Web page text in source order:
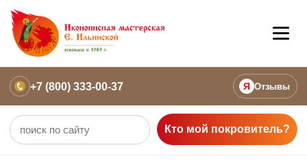
+7 (800) 333-00-37 Я Отзывы
Кто мой покровитель?